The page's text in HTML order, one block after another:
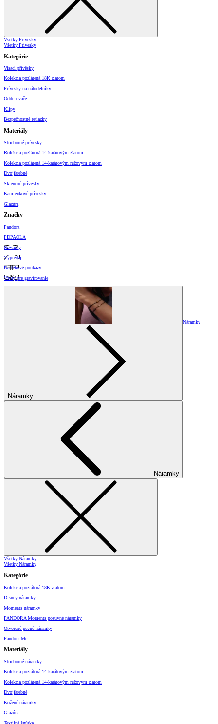
Všetky Prívesky
Všetky Prívesky
Kategórie
Visací přívěsky
Kolekcia pozlátená 18K zlatom
Prívesky na náhrdelníky
Oddeľovače
Klipy
Bezpečnostné retiazky
Materiály
Strieborné prívesky
Kolekcia pozlátená 14-karátovým zlatom
Kolekcia pozlátená 14-karátovým ružovým zlatom
Dvojfarebné
Sklenené prívesky
Kamienkové prívesky
Glazúra
Značky
Pandora
PDPAOLA
Novinky
Výpredaj
Darčekové poukazy
Vzory pre gravírovanie
Náramky
Náramky
Náramky
Všetky Náramky
Všetky Náramky
Kategórie
Kolekcia pozlátená 18K zlatom
Disney náramky
Moments náramky
PANDORA Moments posuvné náramky
Otvorené pevné náramky
Pandora Me
Materiály
Strieborné náramky
Kolekcia pozlátená 14-karátovým zlatom
Kolekcia pozlátená 14-karátovým ružovým zlatom
Dvojfarebné
Kožené náramky
Glazúra
Textilná šnúrka